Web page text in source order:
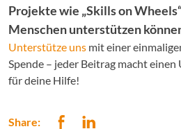
Projekte wie „Skills on
Menschen unterstützen
Unterstütze uns mit einer
Spende – jeder Beitrag macht
für deine Hilfe!
Share: